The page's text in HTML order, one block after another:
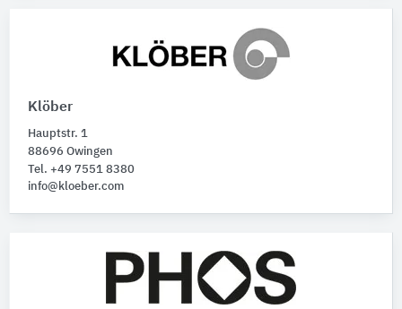
Klöber
Hauptstr. 1
88696 Owingen
Tel. +49 7551 8380
info@kloeber.com